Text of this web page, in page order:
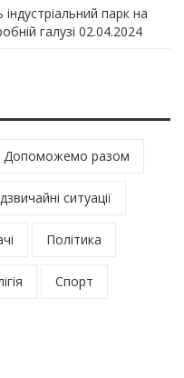
парк на
галузі 02.04.2024
Допоможемо разом
ситуації
Політика
Спорт